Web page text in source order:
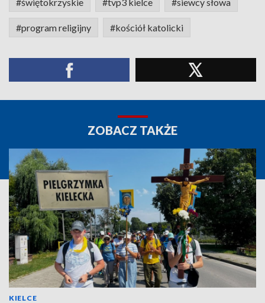
#program religijny #kościół katolicki
ZOBACZ TAKŻE
KIELCE